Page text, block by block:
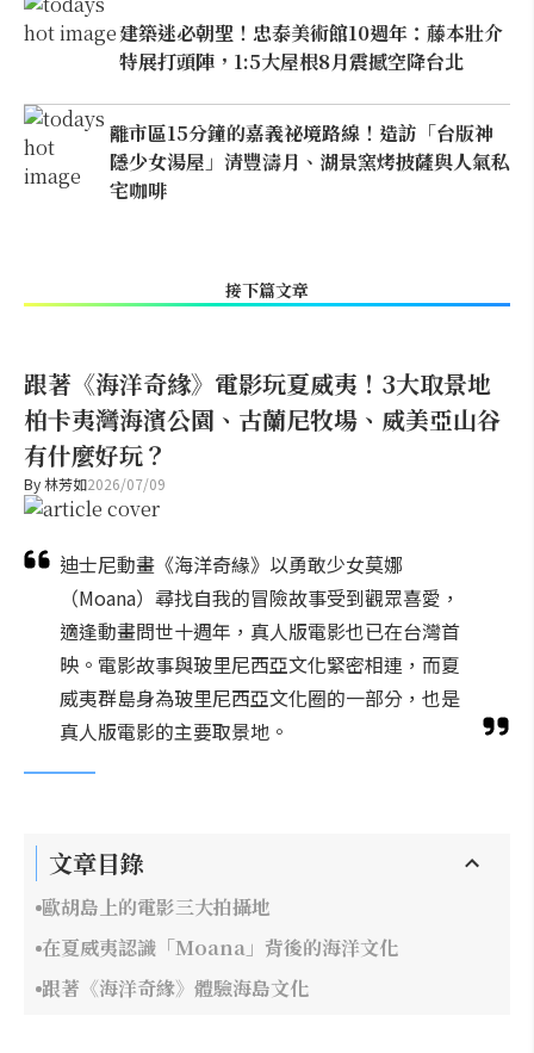
建築迷必朝聖！忠泰美術館10週年：藤本壯介
特展打頭陣，1:5大屋根8月震撼空降台北
離市區15分鐘的嘉義祕境路線！造訪「台版神
隱少女湯屋」清豐濤月、湖景窯烤披薩與人氣私
宅咖啡
接下篇文章
跟著《海洋奇緣》電影玩夏威夷！3大取景地
柏卡夷灣海濱公園、古蘭尼牧場、威美亞山谷
有什麼好玩？
By林芳如2026/07/09
迪士尼動畫《海洋奇緣》以勇敢少女莫娜
（Moana）尋找自我的冒險故事受到觀眾喜愛，
適逢動畫問世十週年，真人版電影也已在台灣首
映。電影故事與玻里尼西亞文化緊密相連，而夏
威夷群島身為玻里尼西亞文化圈的一部分，也是
真人版電影的主要取景地。
文章目錄
歐胡島上的電影三大拍攝地
在夏威夷認識「Moana」背後的海洋文化
跟著《海洋奇緣》體驗海島文化